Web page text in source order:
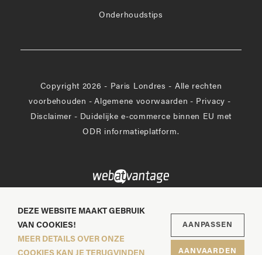
Onderhoudstips
Copyright 2026 - Paris Londres - Alle rechten
voorbehouden - Algemene voorwaarden - Privacy -
Disclaimer - Duidelijke e-commerce binnen EU met
ODR informatieplatform.
DEZE WEBSITE MAAKT GEBRUIK
VAN COOKIES!
MEER DETAILS OVER ONZE
AANPASSEN
AANVAARDEN